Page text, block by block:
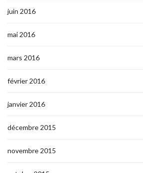
juin 2016
mai 2016
mars 2016
février 2016
janvier 2016
décembre 2015
novembre 2015